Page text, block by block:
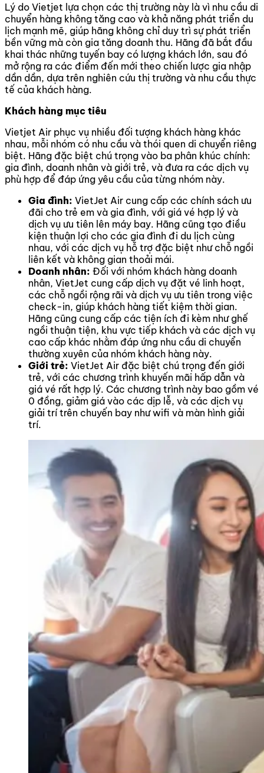
Lý do Vietjet lựa chọn các thị trường này là vì nhu cầu di
chuyển hàng không tăng cao và khả năng phát triển du
lịch mạnh mẽ, giúp hãng không chỉ duy trì sự phát triển
bền vững mà còn gia tăng doanh thu. Hãng đã bắt đầu
khai thác những tuyến bay có lượng khách lớn, sau đó
mở rộng ra các điểm đến mới theo chiến lược gia nhập
dần dần, dựa trên nghiên cứu thị trường và nhu cầu thực
tế của khách hàng.
Khách hàng mục tiêu
Vietjet Air phục vụ nhiều đối tượng khách hàng khác
nhau, mỗi nhóm có nhu cầu và thói quen di chuyển riêng
biệt. Hãng đặc biệt chú trọng vào ba phân khúc chính:
gia đình, doanh nhân và giới trẻ, và đưa ra các dịch vụ
phù hợp để đáp ứng yêu cầu của từng nhóm này.
Gia đình: VietJet Air cung cấp các chính sách ưu
đãi cho trẻ em và gia đình, với giá vé hợp lý và
dịch vụ ưu tiên lên máy bay. Hãng cũng tạo điều
kiện thuận lợi cho các gia đình đi du lịch cùng
nhau, với các dịch vụ hỗ trợ đặc biệt như chỗ ngồi
liên kết và không gian thoải mái.
Doanh nhân: Đối với nhóm khách hàng doanh
nhân, VietJet cung cấp dịch vụ đặt vé linh hoạt,
các chỗ ngồi rộng rãi và dịch vụ ưu tiên trong việc
check-in, giúp khách hàng tiết kiệm thời gian.
Hãng cũng cung cấp các tiện ích đi kèm như ghế
ngồi thuận tiện, khu vực tiếp khách và các dịch vụ
cao cấp khác nhằm đáp ứng nhu cầu di chuyển
thường xuyên của nhóm khách hàng này.
Giới trẻ: VietJet Air đặc biệt chú trọng đến giới
trẻ, với các chương trình khuyến mãi hấp dẫn và
giá vé rất hợp lý. Các chương trình này bao gồm vé
0 đồng, giảm giá vào các dịp lễ, và các dịch vụ
giải trí trên chuyến bay như wifi và màn hình giải
trí.